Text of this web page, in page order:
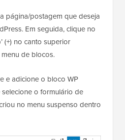
página/postagem que deseja
Em seguida, clique no
(+) no canto superior
de blocos.
e adicione o bloco WP
o formulário de
no menu suspenso dentro